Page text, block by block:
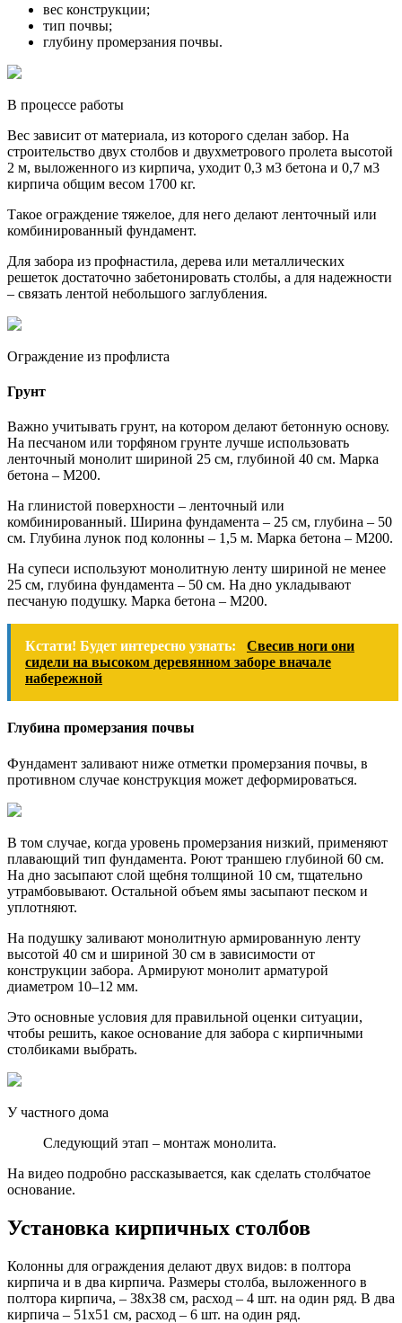
вес конструкции;
тип почвы;
глубину промерзания почвы.
В процессе работы
Вес зависит от материала, из которого сделан забор. На
строительство двух столбов и двухметрового пролета высотой
2 м, выложенного из кирпича, уходит 0,3 м3 бетона и 0,7 м3
кирпича общим весом 1700 кг.
Такое ограждение тяжелое, для него делают ленточный или
комбинированный фундамент.
Для забора из профнастила, дерева или металлических
решеток достаточно забетонировать столбы, а для надежности
– связать лентой небольшого заглубления.
Ограждение из профлиста
Грунт
Важно учитывать грунт, на котором делают бетонную основу.
На песчаном или торфяном грунте лучше использовать
ленточный монолит шириной 25 см, глубиной 40 см. Марка
бетона – М200.
На глинистой поверхности – ленточный или
комбинированный. Ширина фундамента – 25 см, глубина – 50
см. Глубина лунок под колонны – 1,5 м. Марка бетона – М200.
На супеси используют монолитную ленту шириной не менее
25 см, глубина фундамента – 50 см. На дно укладывают
песчаную подушку. Марка бетона – М200.
Кстати! Будет интересно узнать:
Свесив ноги они
сидели на высоком деревянном заборе вначале
набережной
Глубина промерзания почвы
Фундамент заливают ниже отметки промерзания почвы, в
противном случае конструкция может деформироваться.
В том случае, когда уровень промерзания низкий, применяют
плавающий тип фундамента. Роют траншею глубиной 60 см.
На дно засыпают слой щебня толщиной 10 см, тщательно
утрамбовывают. Остальной объем ямы засыпают песком и
уплотняют.
На подушку заливают монолитную армированную ленту
высотой 40 см и шириной 30 см в зависимости от
конструкции забора. Армируют монолит арматурой
диаметром 10–12 мм.
Это основные условия для правильной оценки ситуации,
чтобы решить, какое основание для забора с кирпичными
столбиками выбрать.
У частного дома
Следующий этап – монтаж монолита.
На видео подробно рассказывается, как сделать столбчатое
основание.
Установка кирпичных столбов
Колонны для ограждения делают двух видов: в полтора
кирпича и в два кирпича. Размеры столба, выложенного в
полтора кирпича, – 38х38 см, расход – 4 шт. на один ряд. В два
кирпича – 51х51 см, расход – 6 шт. на один ряд.